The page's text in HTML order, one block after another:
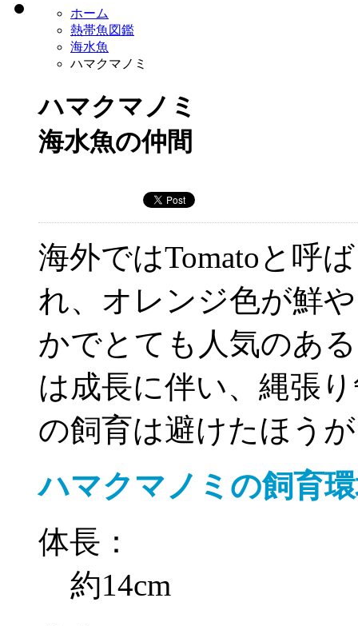
ホーム
熱帯魚図鑑
海水魚
ハマクマノミ
ハマクマノミ
海水魚の仲間
海外ではTomatoと呼ば
れ、オレンジ色が鮮や
かでとても人気のあ
は成長に伴い、縄張
の飼育は避けたほう
ハマクマノミの飼育
体長：
約14cm